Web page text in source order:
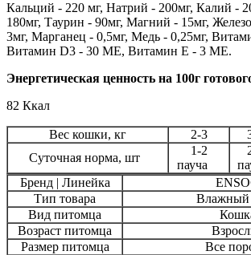
Кальций - 220 мг, Натрий - 200мг, Калий -
180мг, Таурин - 90мг, Магний - 15мг,
3мг, Марганец - 0,5мг, Медь - 0,25мг,
Витамин D3 - 30 МЕ, Витамин Е - 3 МЕ.
Энергетическая ценность на 100г
82 Ккал
Вес кошки, кг 2-3
Суточная норма, шт
1-2
пауча
Бренд | Линейка
Тип товара
Влажный
Вид питомца
Возраст питомца
Размер питомца
Все